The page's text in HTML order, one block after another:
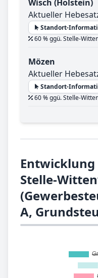
Wisch (Holstein)
Aktueller
Standort-
60 % ggü. Stelle-
Mözen
Aktueller
Standort-
60 % ggü. Stelle-
Entwicklung
Stelle-
A,